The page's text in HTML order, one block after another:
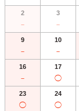
2
－
3
－
9
－
10
－
16
－
17
◯
23
◯
24
◯